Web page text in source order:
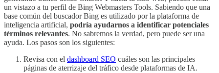
un vistazo a tu perfil de Bing Webmasters Tools. Sabiendo que una
base común del buscador Bing es utilizado por la plataforma de
inteligencia artificial, podría ayudarnos a identificar potenciales
términos relevantes. No sabremos la verdad, pero puede ser una
ayuda. Los pasos son los siguientes:
Revisa con el dashboard SEO cuáles son las principales
páginas de aterrizaje del tráfico desde plataformas de IA.